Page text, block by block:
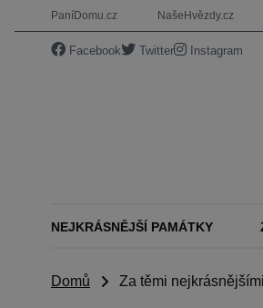
PaníDomu.cz NašeHvězdy.cz
Facebook Twitter Instagram
NEJKRÁSNĚJŠÍ PAMÁTKY
Domů Za těmi